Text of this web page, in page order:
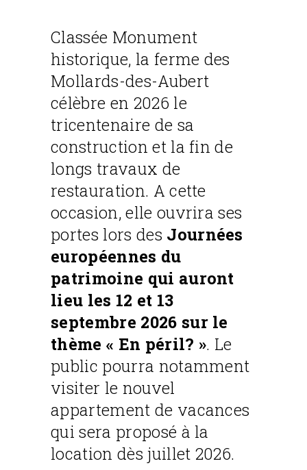
Classée Monument
historique, la ferme des
Mollards-des-Aubert
célèbre en 2026 le
tricentenaire de sa
construction et la fin de
longs travaux de
restauration. A cette
occasion, elle ouvrira ses
portes lors des Journées
européennes du
patrimoine qui auront
lieu les 12 et 13
septembre 2026 sur le
thème « En péril? ». Le
public pourra notamment
visiter le nouvel
appartement de vacances
qui sera proposé à la
location dès juillet 2026.